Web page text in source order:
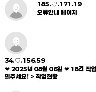
185.♡.171.19
오류안내 페이지
34.♡.156.59
❤ 2025년 08월 06일 ❤ 18건 작업
의주세요! > 작업현황